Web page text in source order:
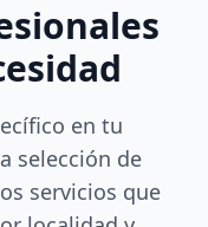
en tu
selección de
servicios que